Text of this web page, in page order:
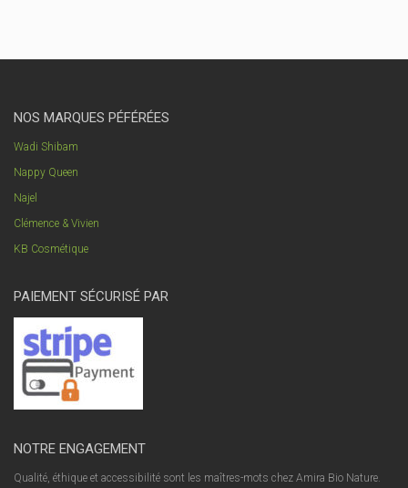
NOS MARQUES PÉFÉRÉES
Wadi Shibam
Nappy Queen
Najel
Clémence & Vivien
KB Cosmétique
PAIEMENT SÉCURISÉ PAR
NOTRE ENGAGEMENT
Qualité, éthique et accessibilité sont les maîtres-mots chez Amira Bio Nature.